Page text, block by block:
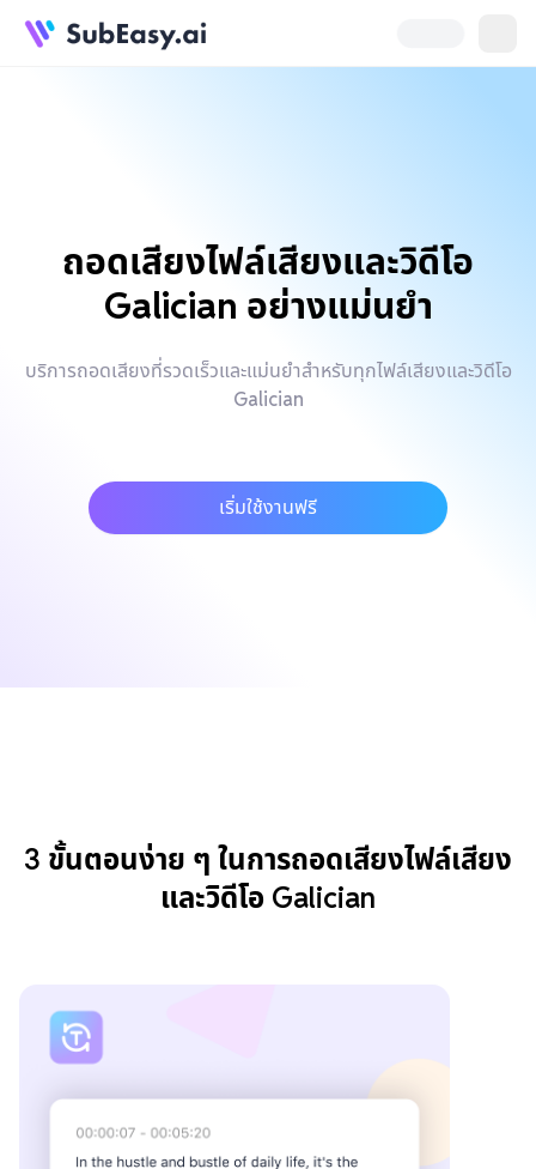
ถอดเสียงไฟล์เสียงและวิดีโอ
Galician อย่างแม่นยำ
บริการถอดเสียงที่รวดเร็วและแม่นยำสำหรับทุกไฟล์เสียงและวิดีโอ
Galician
เริ่มใช้งานฟรี
3 ขั้นตอนง่าย ๆ ในการถอดเสียงไฟล์เสียง
และวิดีโอ Galician